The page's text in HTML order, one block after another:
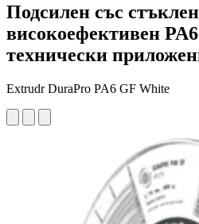
Подсилен със
високоефективен
технически
Extrudr DuraPro PA6 GF White